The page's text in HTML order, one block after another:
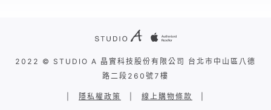
2022 © STUDIO A 晶實科技股份有限公司 台北市中山區八德
路二段260號7樓
隱私權政策 線上購物條款